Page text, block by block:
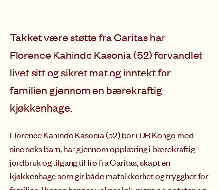
Takket være støtte fra Caritas har
Florence Kahindo Kasonia (52) forvandlet
livet sitt og sikret mat og inntekt for
familien gjennom en bærekraftig
kjøkkenhage.
Florence Kahindo Kasonia (52) bor i DR Kongo med
sine seks barn, har gjennom opplæring i bærekraftig
jordbruk og tilgang til frø fra Caritas, skapt en
kjøkkenhage som gir både matsikkerhet og trygghet for